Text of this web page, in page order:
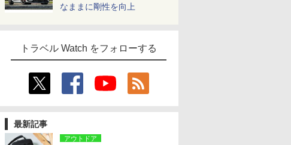
なままに剛性を向上
トラベル Watch をフォローする
最新記事
アウトドア